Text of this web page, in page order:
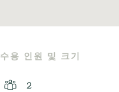
수용 인원 및 크기
2